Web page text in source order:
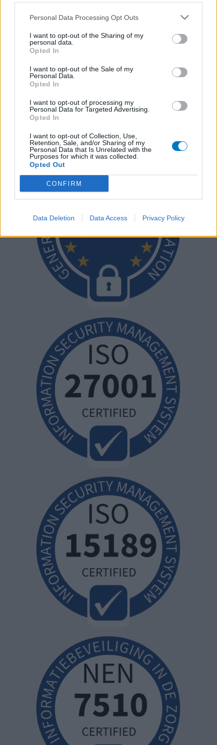
Personal Data Processing Opt Outs
I want to opt-out of the Sharing of my
personal data.
Opted In
I want to opt-out of the Sale of my
Personal Data.
Opted In
I want to opt-out of processing my
Personal Data for Targeted Advertising.
Opted In
I want to opt-out of Collection, Use,
Retention, Sale, and/or Sharing of my
Personal Data that Is Unrelated with the
Purposes for which it was collected.
Opted Out
CONFIRM
Data Deletion Data Access Privacy Policy
gegenereerd en vervolgens gelezen en aangepast alvorens
goedkeuring, om zo te voldoen aan onze standaarden wat betreft
geen medische kennis noodzakelijk. Op deze manier geven de
reviews alleen een beeld van de ervaring van de schrijvers en niet
die van de eigenaar van deze website. Denk er aan dat de
ervaringen kunnen verschillen van persoon tot persoon en dat u
voor medisch advies altijd contact op moet nemen met uw arts of
apotheker.